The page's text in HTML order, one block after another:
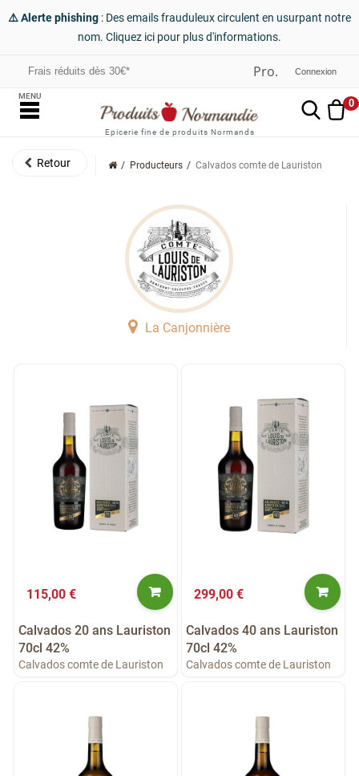
⚠️ Alerte phishing : Des emails frauduleux circulent en usurpant notre
nom. Cliquez ici pour plus d'informations.
Frais réduits dès 30€* Connexion
Epicerie fine de produits Normands
0
MENU
Producteurs Calvados comte de Lauriston
La Canjonnière
115,00 €
Calvados 20 ans Lauriston
70cl 42%
Calvados comte de Lauriston
299,00 €
Calvados 40 ans Lauriston
70cl 42%
Calvados comte de Lauriston